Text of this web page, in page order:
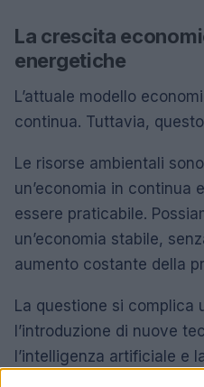
La crescita
energetiche
L’attuale modello
continua. Tuttavia,
Le risorse ambientali
un’economia in continua
essere praticabile.
un’economia stabile,
aumento costante della
La questione si complica
l’introduzione di nuove
l’intelligenza artificiale e